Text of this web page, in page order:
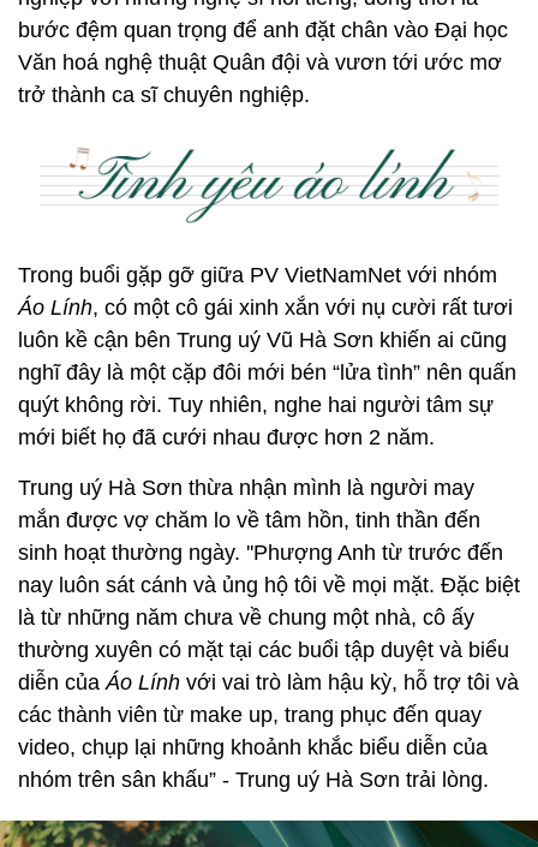
bước đệm quan trọng để anh đặt chân vào Đại học
Văn hoá nghệ thuật Quân đội và vươn tới ước mơ
trở thành ca sĩ chuyên nghiệp.
Trong buổi gặp gỡ giữa PV VietNamNet với nhóm
Áo Lính, có một cô gái xinh xắn với nụ cười rất tươi
luôn kề cận bên Trung uý Vũ Hà Sơn khiến ai cũng
nghĩ đây là một cặp đôi mới bén “lửa tình” nên quấn
quýt không rời. Tuy nhiên, nghe hai người tâm sự
mới biết họ đã cưới nhau được hơn 2 năm.
Trung uý Hà Sơn thừa nhận mình là người may
mắn được vợ chăm lo về tâm hồn, tinh thần đến
sinh hoạt thường ngày. ''Phượng Anh từ trước đến
nay luôn sát cánh và ủng hộ tôi về mọi mặt. Đặc biệt
là từ những năm chưa về chung một nhà, cô ấy
thường xuyên có mặt tại các buổi tập duyệt và biểu
diễn củaÁo Lính với vai trò làm hậu kỳ, hỗ trợ tôi và
các thành viên từ make up, trang phục đến quay
video, chụp lại những khoảnh khắc biểu diễn của
nhóm trên sân khấu” - Trung uý Hà Sơn trải lòng.